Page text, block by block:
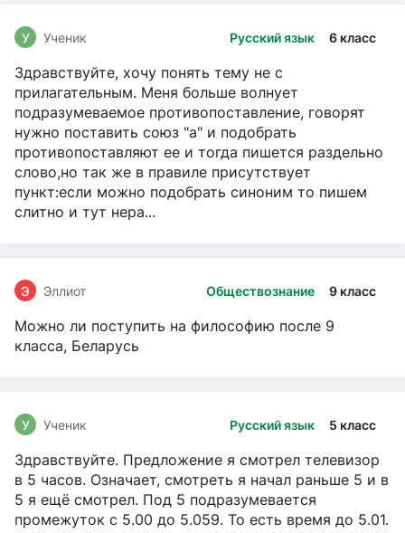
Русский язык 6 класс
У Ученик
Здравствуйте, хочу понять тему не с
прилагательным. Меня больше волнует
подразумеваемое противопоставление, говорят
нужно поставить союз "а" и подобрать
противопоставляют ее и тогда пишется раздельно
слово,но так же в правиле присутствует
пункт:если можно подобрать синоним то пишем
слитно и тут нера...
Обществознание 9 класс
Э Эллиот
Можно ли поступить на философию после 9
класса, Беларусь
Русский язык 5 класс
У Ученик
Здравствуйте. Предложение я смотрел телевизор
в 5 часов. Означает, смотреть я начал раньше 5 и в
5 я ещё смотрел. Под 5 подразумевается
промежуток с 5.00 до 5.059. То есть время до 5.01.